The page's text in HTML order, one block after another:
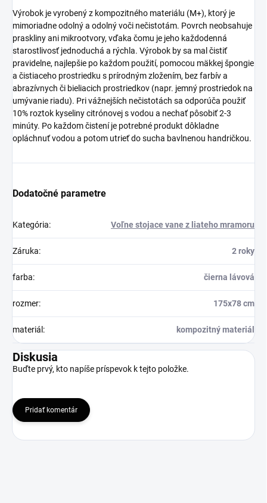
Výrobok je vyrobený z kompozitného materiálu (M+), ktorý je
mimoriadne odolný a odolný voči nečistotám. Povrch neobsahuje
praskliny ani mikrootvory, vďaka čomu je jeho každodenná
starostlivosť jednoduchá a rýchla. Výrobok by sa mal čistiť
pravidelne, najlepšie po každom použití, pomocou mäkkej špongie
a čistiaceho prostriedku s prírodným zložením, bez farbív a
abrazívnych či bieliacich prostriedkov (napr. jemný prostriedok na
umývanie riadu). Pri vážnejších nečistotách sa odporúča použiť
10% roztok kyseliny citrónovej s vodou a nechať pôsobiť 2-3
minúty. Po každom čistení je potrebné produkt dôkladne
opláchnuť vodou a potom utrieť do sucha bavlnenou handričkou.
Dodatočné parametre
Kategória: Voľne stojace vane z liateho mramoru
Záruka: 2 roky
farba: čierna lávová
rozmer: 175x78 cm
materiál : kompozitný materiál
Diskusia
Buďte prvý, kto napíše príspevok k tejto položke.
Pridať komentár